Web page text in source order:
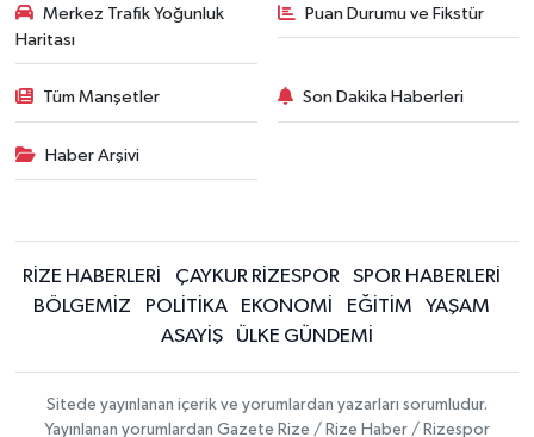
Merkez Trafik Yoğunluk
Haritası
Puan Durumu ve Fikstür
Tüm Manşetler Son Dakika Haberleri
Haber Arşivi
RİZE HABERLERİ ÇAYKUR RİZESPOR
SPOR HABERLERİ
BÖLGEMİZ
POLİTİKA EKONOMİ EĞİTİM
YAŞAM
ASAYİŞ
ÜLKE GÜNDEMİ
Sitede yayınlanan içerik ve yorumlardan yazarları sorumludur.
Yayınlanan yorumlardan Gazete Rize / Rize Haber / Rizespor